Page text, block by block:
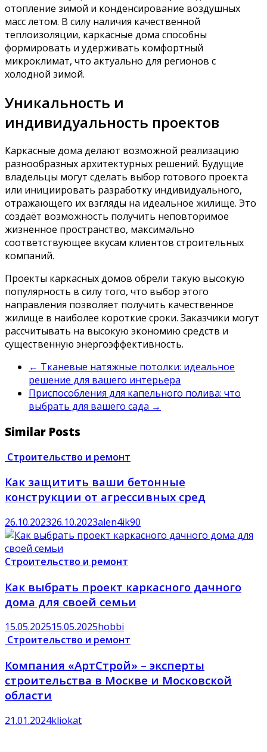
отопление зимой и конденсирование воздушных
масс летом. В силу наличия качественной
теплоизоляции, каркасные дома способны
формировать и удерживать комфортный
микроклимат, что актуально для регионов с
холодной зимой.
Уникальность и
индивидуальность проектов
Каркасные дома делают возможной реализацию
разнообразных архитектурных решений. Будущие
владельцы могут сделать выбор готового проекта
или инициировать разработку индивидуального,
отражающего их взгляды на идеальное жилище. Это
создаёт возможность получить неповторимое
жизненное пространство, максимально
соответствующее вкусам клиентов строительных
компаний.
Проекты каркасных домов обрели такую высокую
популярность в силу того, что выбор этого
направления позволяет получить качественное
жилище в наиболее короткие сроки. Заказчики могут
рассчитывать на высокую экономию средств и
существенную энергоэффективность.
← Тканевые натяжные потолки: идеальное
решение для вашего интерьера
Приспособления для капельного полива: что
выбрать для вашего сада →
Similar Posts
Строительство и ремонт
Как защитить ваши бетонные
конструкции от агрессивных сред
26.10.202326.10.2023alen4ik90
Строительство и ремонт
Как выбрать проект каркасного дачного
дома для своей семьи
15.05.202515.05.2025hobbi
Строительство и ремонт
Компания «АртСтрой» – эксперты
строительства в Москве и Московской
области
21.01.2024kliokat